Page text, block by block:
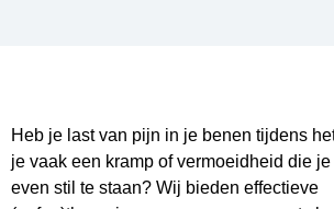
Heb je last van pijn in je benen tijdens
je vaak een kramp of vermoeidheid die
even stil te staan? Wij bieden effectieve